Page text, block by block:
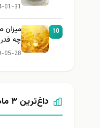
01-31
10
چه
05-28
داغ‌ترین ۳ ماه اخیر